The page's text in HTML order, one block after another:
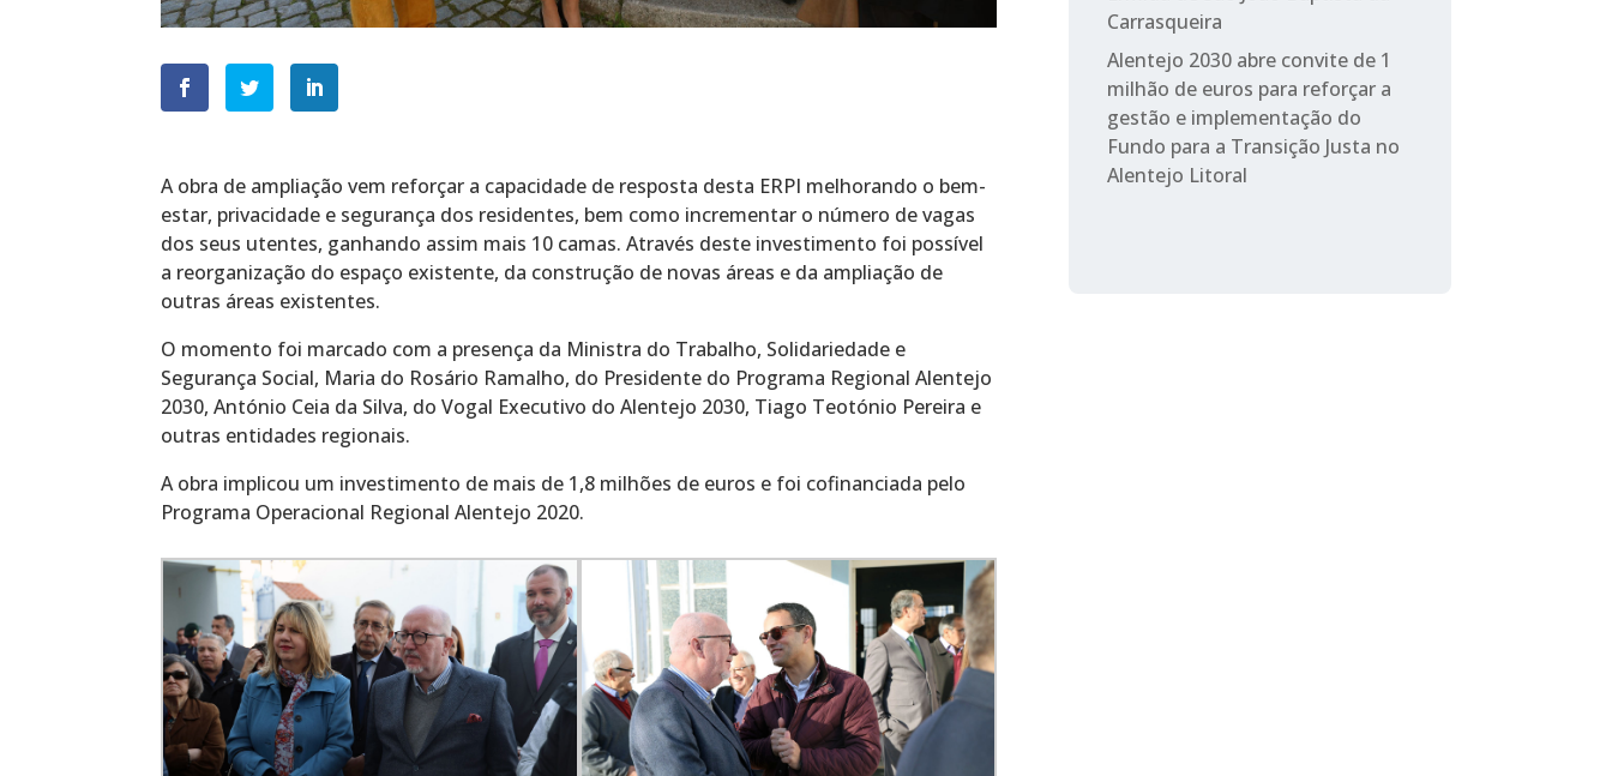
A obra de ampliação vem reforçar a capacidade de resposta desta ERPI melhorando o bem-
estar, privacidade e segurança dos residentes, bem como incrementar o número de vagas
dos seus utentes, ganhando assim mais 10 camas. Através deste investimento foi possível
a reorganização do espaço existente, da construção de novas áreas e da ampliação de
outras áreas existentes.
O momento foi marcado com a presença da Ministra do Trabalho, Solidariedade e
Segurança Social, Maria do Rosário Ramalho, do Presidente do Programa Regional Alentejo
2030, António Ceia da Silva, do Vogal Executivo do Alentejo 2030, Tiago Teotónio Pereira e
outras entidades regionais.
A obra implicou um investimento de mais de 1,8 milhões de euros e foi cofinanciada pelo
Programa Operacional Regional Alentejo 2020.
Carrasqueira
Alentejo 2030 abre convite de 1
milhão de euros para reforçar a
gestão e implementação do
Fundo para a Transição Justa no
Alentejo Litoral